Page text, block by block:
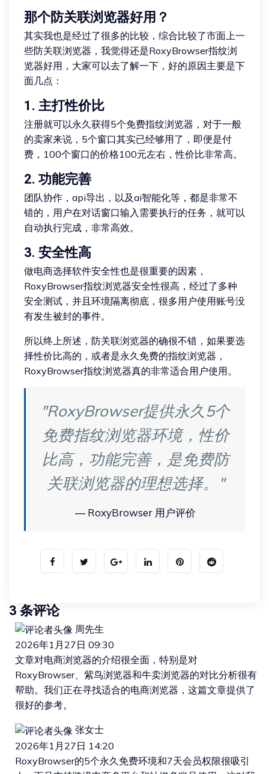
那个防关联浏览器好用？
其实我也是经过了很多的比较，综合比较了市面上一
些防关联浏览器，我觉得还是RoxyBrowser指纹浏
览器好用，大家可以去了解一下，好的原因主要是下
面几点：
1. 主打性价比
注册就可以永久获得5个免费指纹浏览器，对于一般
的卖家来说，5个窗口其实已经够用了，即便是付
费，100个窗口的价格100元左右，性价比非常高。
2. 功能完善
团队协作，api导出，以及ai智能化等，都是非常不
错的，用户在对话窗口输入需要执行的任务，就可以
自动执行完成，非常高效。
3. 安全性高
做电商选择软件安全性也是很重要的因素，
RoxyBrowser指纹浏览器安全性很高，经过了多种
安全测试，并且环境隔离彻底，很多用户使用账号没
有发生被封的事件。
所以终上所述，防关联浏览器的确很不错，如果要选
择性价比高的，或者是永久免费的指纹浏览器，
RoxyBrowser指纹浏览器真的非常适合用户使用。
"RoxyBrowser提供永久5个
免费指纹浏览器环境，性价
比高，功能完善，是免费防
关联浏览器的理想选择。"
— RoxyBrowser 用户评价
3 条评论
周先生
2026年1月27日 09:30
文章对电商浏览器的介绍很全面，特别是对
RoxyBrowser、紫鸟浏览器和牛卖浏览器的对比分析很有
帮助。我们正在寻找适合的电商浏览器，这篇文章提供了
很好的参考。
张女士
2026年1月27日 14:20
RoxyBrowser的5个永久免费环境和7天会员权限很吸引